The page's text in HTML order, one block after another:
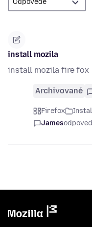
install mozila
install mozila fire fox
Archivované
Firefox
James